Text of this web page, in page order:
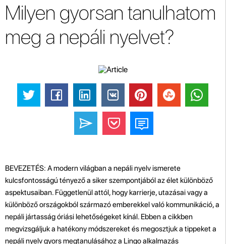
Milyen gyorsan tanulhatom
meg a nepáli nyelvet?
BEVEZETÉS: A modern világban a nepáli nyelv ismerete
kulcsfontosságú tényező a siker szempontjából az élet különböző
aspektusaiban. Függetlenül attól, hogy karrierje, utazásai vagy a
különböző országokból származó emberekkel való kommunikáció, a
nepáli jártasság óriási lehetőségeket kínál. Ebben a cikkben
megvizsgáljuk a hatékony módszereket és megosztjuk a tippeket a
nepáli nyelv gyors megtanulásához a Lingo alkalmazás